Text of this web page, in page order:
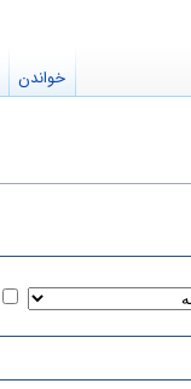
خواندن